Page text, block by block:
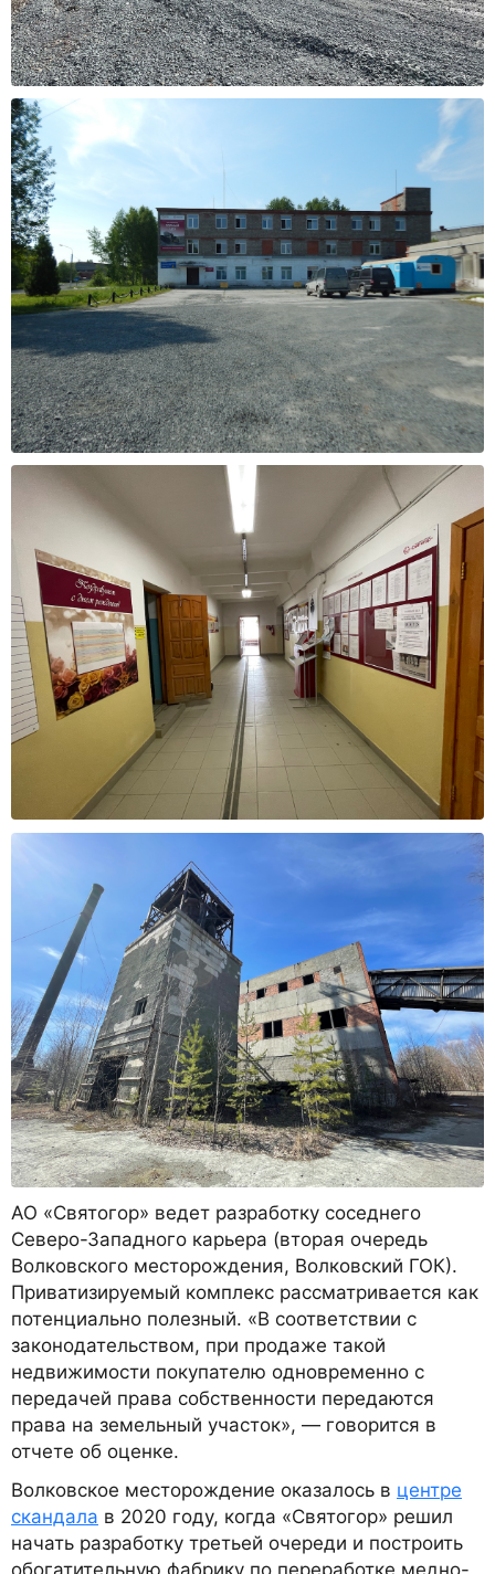
АО «Святогор» ведет разработку соседнего
Северо-Западного карьера (вторая очередь
Волковского месторождения, Волковский ГОК).
Приватизируемый комплекс рассматривается как
потенциально полезный. «В соответствии с
законодательством, при продаже такой
недвижимости покупателю одновременно с
передачей права собственности передаются
права на земельный участок», — говорится в
отчете об оценке.
Волковское месторождение оказалось в центре
скандала в 2020 году, когда «Святогор» решил
начать разработку третьей очереди и построить
обогатительную фабрику по переработке медно-